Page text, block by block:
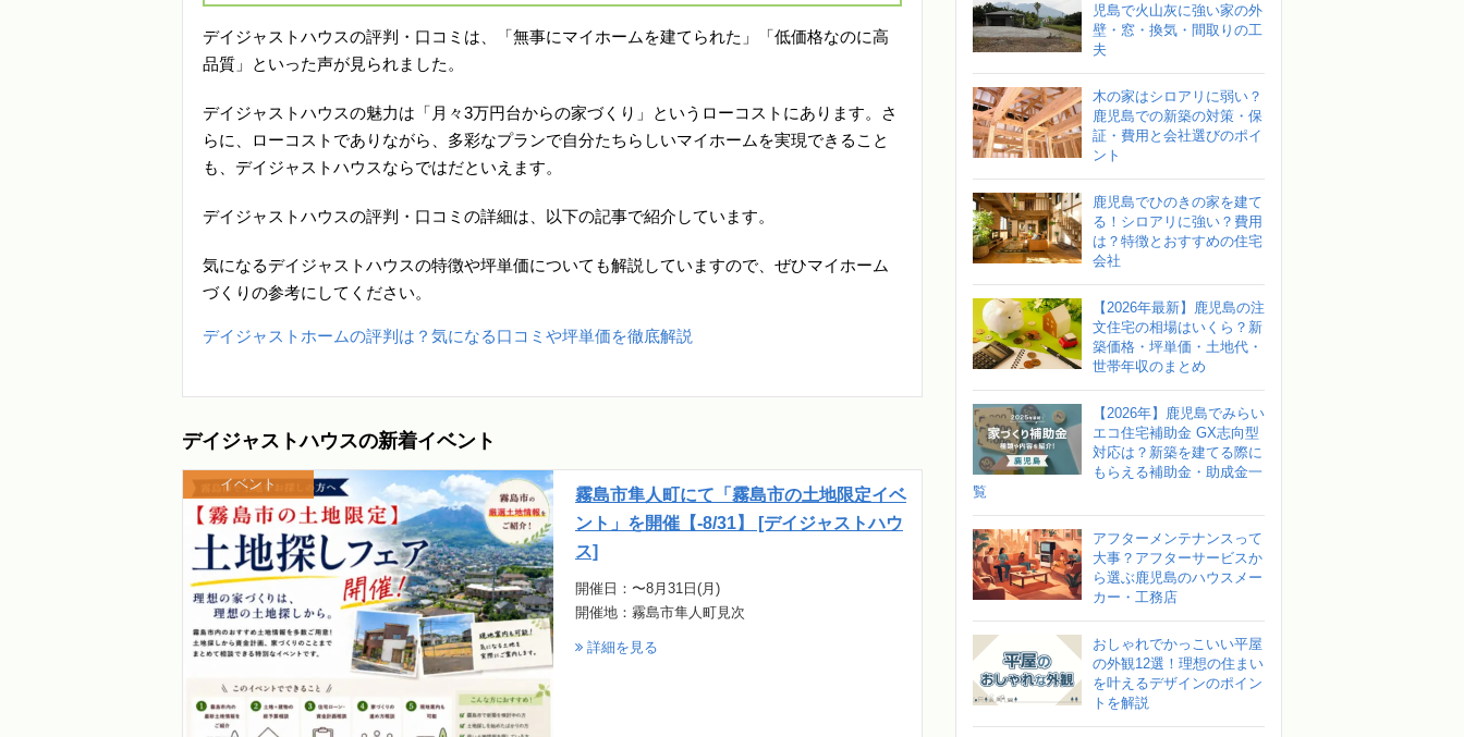
デイジャストハウスの評判・口コミは、「無事にマイホームを建てられた」「低価格なのに高
品質」といった声が見られました。
デイジャストハウスの魅力は「月々3万円台からの家づくり」というローコストにあります。さ
らに、ローコストでありながら、多彩なプランで自分たちらしいマイホームを実現できること
も、デイジャストハウスならではだといえます。
デイジャストハウスの評判・口コミの詳細は、以下の記事で紹介しています。
気になるデイジャストハウスの特徴や坪単価についても解説していますので、ぜひマイホーム
づくりの参考にしてください。
デイジャストホームの評判は？気になる口コミや坪単価を徹底解説
デイジャストハウスの新着イベント
霧島市隼人町にて「霧島市の土地限定イベ
ント」を開催【-8/31】 [デイジャストハウ
ス]
開催日：〜8月31日(月)
開催地：霧島市隼人町見次
詳細を見る
イベント
児島で火山灰に強い家の外
壁・窓・換気・間取りの工
夫
木の家はシロアリに弱い？
鹿児島での新築の対策・保
証・費用と会社選びのポイ
ント
鹿児島でひのきの家を建て
る！シロアリに強い？費用
は？特徴とおすすめの住宅
会社
【2026年最新】鹿児島の注
文住宅の相場はいくら？新
築価格・坪単価・土地代・
世帯年収のまとめ
【2026年】鹿児島でみらい
エコ住宅補助金 GX志向型
対応は？新築を建てる際に
もらえる補助金・助成金一
覧
アフターメンテナンスって
大事？アフターサービスか
ら選ぶ鹿児島のハウスメー
カー・工務店
おしゃれでかっこいい平屋
の外観12選！理想の住まい
を叶えるデザインのポイン
トを解説